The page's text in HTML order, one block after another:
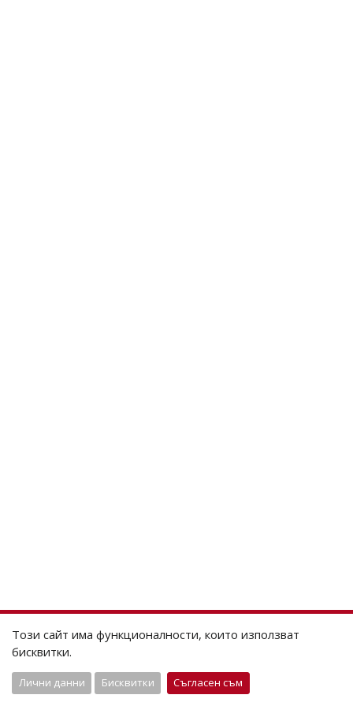
Този сайт има функционалности, които използват
бисквитки.
Лични данни Бисквитки Съгласен съм